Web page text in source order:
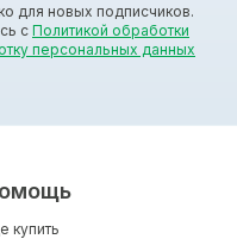
для новых подписчиков.
с Политикой обработки
персональных данных
купить